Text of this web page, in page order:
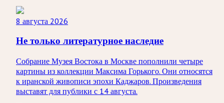
8 августа 2026
Не только литературное наследие
Собрание Музея Востока в Москве пополнили четыре
картины из коллекции Максима Горького. Они относятся
к иранской живописи эпохи Каджаров. Произведения
выставят для публики с 14 августа.